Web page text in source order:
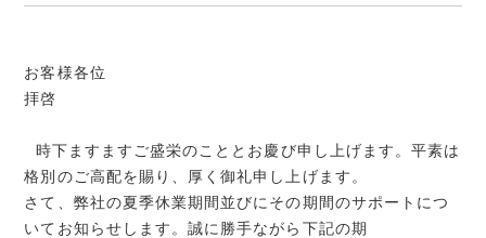
お客様各位
拝啓
時下ますますご盛栄のこととお慶び申し上げます。平素は
格別のご高配を賜り、厚く御礼申し上げます。
さて、弊社の夏季休業期間並びにその期間のサポートにつ
いてお知らせします。誠に勝手ながら下記の期